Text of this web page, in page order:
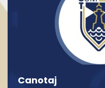
Canotaj